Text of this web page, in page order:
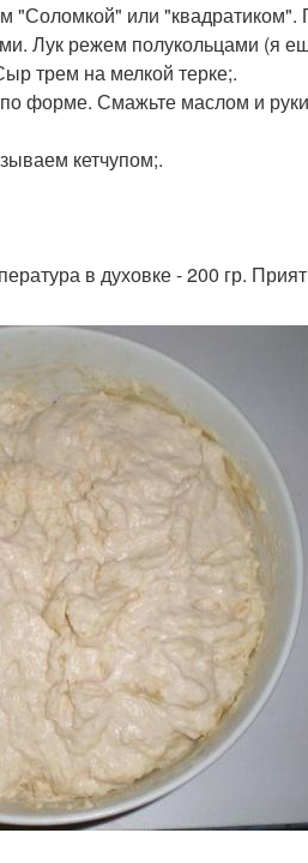
"Соломкой" или
Лук режем полукольцами (я
трем на мелкой терке;.
форме. Смажьте маслом и
кетчупом;.
в духовке - 200 гр.